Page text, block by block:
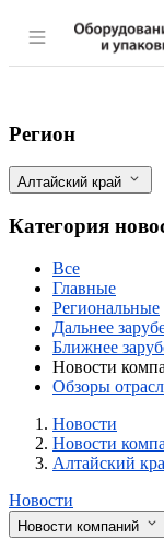
Раздел
Как
Фильтры
Регион
Алтайский край
Категория
Все
Главные
Региональные
Дальнее
Ближнее
Новости
Обзоры
Новости
Разделы
Новости
Новости
Алтайский
Новости
Новости компаний